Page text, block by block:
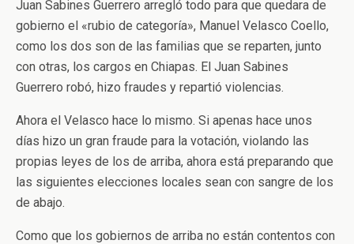
Juan Sabines Guerrero arregló todo para que quedara de
gobierno el «rubio de categoría», Manuel Velasco Coello,
como los dos son de las familias que se reparten, junto
con otras, los cargos en Chiapas. El Juan Sabines
Guerrero robó, hizo fraudes y repartió violencias.
Ahora el Velasco hace lo mismo. Si apenas hace unos
días hizo un gran fraude para la votación, violando las
propias leyes de los de arriba, ahora está preparando que
las siguientes elecciones locales sean con sangre de los
de abajo.
Como que los gobiernos de arriba no están contentos con